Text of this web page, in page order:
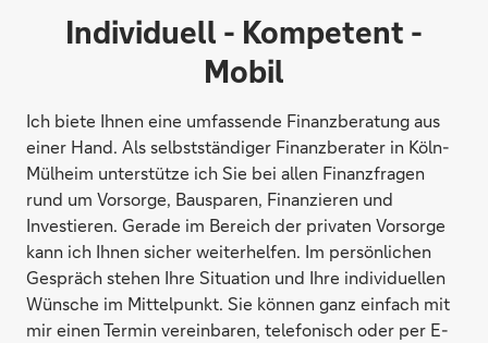
Individuell - Kompetent -
Mobil
Ich biete Ihnen eine umfassende Finanzberatung aus
einer Hand. Als selbstständiger Finanzberater in Köln-
Mülheim unterstütze ich Sie bei allen Finanzfragen
rund um Vorsorge, Bausparen, Finanzieren und
Investieren. Gerade im Bereich der privaten Vorsorge
kann ich Ihnen sicher weiterhelfen. Im persönlichen
Gespräch stehen Ihre Situation und Ihre individuellen
Wünsche im Mittelpunkt. Sie können ganz einfach mit
mir einen Termin vereinbaren, telefonisch oder per E-